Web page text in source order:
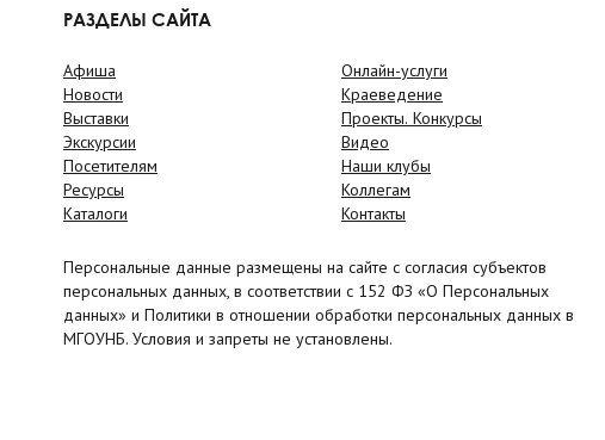
РАЗДЕЛЫ САЙТА
Афиша
Новости
Выставки
Экскурсии
Посетителям
Ресурсы
Каталоги
Онлайн-услуги
Краеведение
Проекты. Конкурсы
Видео
Наши клубы
Коллегам
Контакты
Персональные данные размещены на сайте с согласия субъектов
персональных данных, в соответствии с 152 ФЗ «О Персональных
данных» и Политики в отношении обработки персональных данных в
МГОУНБ. Условия и запреты не установлены.